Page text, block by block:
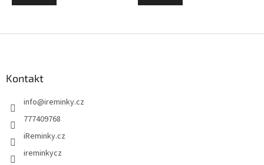
Kontakt
info@ireminky.cz
777409768
iReminky.cz
ireminkycz